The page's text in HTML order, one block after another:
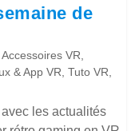
de
Accessoires VR,
& App VR,Tuto VR,
les actualités